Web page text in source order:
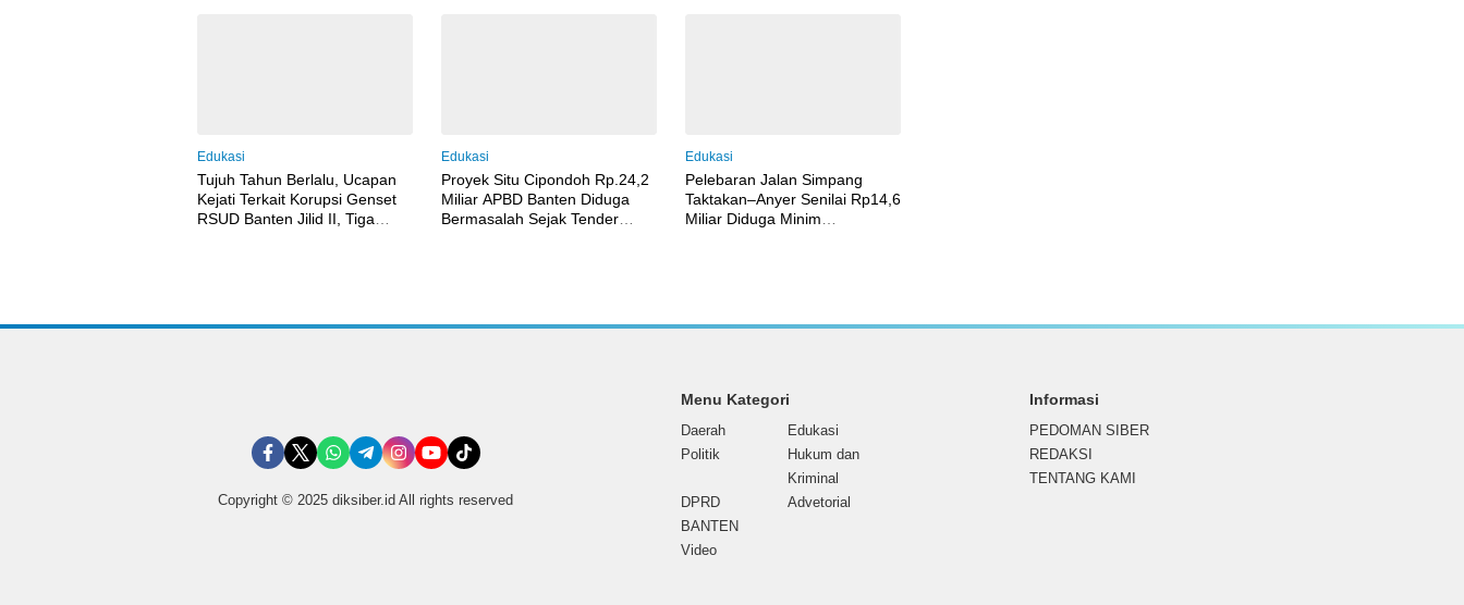
Edukasi
Tujuh Tahun Berlalu, Ucapan
Kejati Terkait Korupsi Genset
RSUD Banten Jilid II, Tiga
Edukasi
Proyek Situ Cipondoh Rp.24,2
Miliar APBD Banten Diduga
Bermasalah Sejak Tender
Edukasi
Pelebaran Jalan Simpang
Taktakan–Anyer Senilai Rp14,6
Miliar Diduga Minim
Copyright © 2025 diksiber.id All rights reserved
Menu Kategori
Daerah
Edukasi
Politik
Hukum dan
Kriminal
DPRD
BANTEN
Advetorial
Video
Informasi
PEDOMAN SIBER
REDAKSI
TENTANG KAMI